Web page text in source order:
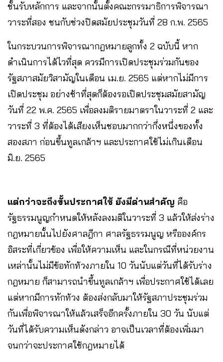
ชั้นรับหลักการ และจากนั้นตั้งคณะกรรมาธิการพิจารณา
วาระที่สอง ชนกับช่วงปิดสมัยประชุมวันที่ 28 ก.พ. 2565
ในกระบวนการพิจารณากฎหมายลูกทั้ง 2 ฉบับนี้ หาก
ดำเนินการได้ไวที่สุด ควรมีการเปิดประชุมร่วมกันของ
รัฐสภาสมัยวิสามัญในเดือน เม.ย. 2565 แต่หากไม่มีการ
เปิดประชุม อย่างช้าที่สุดก็ต้องรอเปิดประชุมสมัยสามัญ
วันที่ 22 พ.ค. 2565 เพื่อลงมติรายมาตราในวาระที่ 2 และ
วาระที่ 3 ที่ต้องได้เสียงเห็นชอบมากกว่ากึ่งหนึ่งของทั้ง
สองสภา ก่อนขึ้นทูลเกล้าฯ และประกาศใช้ไม่เกินเดือน
มิ.ย. 2565
แต่กว่าจะถึงขั้นประกาศใช้ ยังมีด่านสำคัญ คือ
รัฐธรรมนูญกำหนดให้หลังลงมติในวาระที่ 3 แล้วให้ส่งร่าง
กฎหมายนั้นไปยังศาลฎีกา ศาลรัฐธรรมนูญ หรือองค์กร
อิสระที่เกี่ยวข้อง เพื่อให้ความเห็น และในกรณีที่หน่วยงาน
เหล่านั้นไม่มีข้อทักท้วงภายใน 10 วันนับแต่วันที่ได้รับร่าง
กฎหมาย ก็สามารถนำขึ้นทูลเกล้าฯ เพื่อประกาศใช้ได้เลย
แต่หากมีการทักท้วง ต้องส่งกลับมาให้รัฐสภาประชุมร่วม
กันเพื่อพิจารณาให้แล้วเสร็จอีกครั้งภายใน 30 วัน นับแต่
วันที่ได้รับความเห็นดังกล่าว อาจเป็นเวลาที่ต้องเพิ่มมา
จนกว่าจะประกาศใช้กฎหมายได้